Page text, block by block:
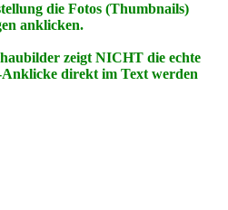
die Fotos (Thumbnails)
anklicken.
zeigt NICHT die echte
direkt im Text werden